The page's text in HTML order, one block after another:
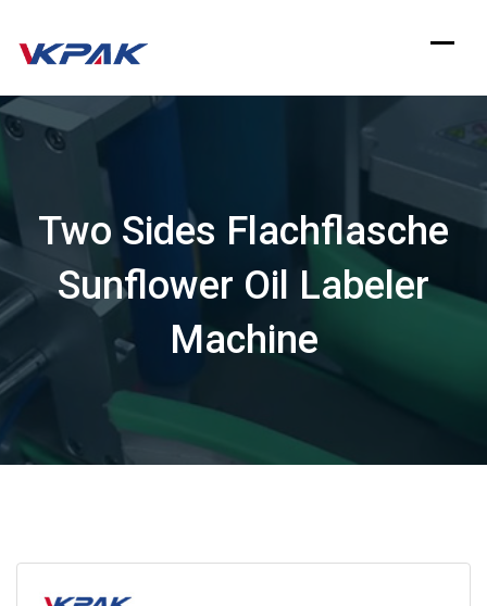
Zum
Inhalt
springen
Two Sides Flachflasche
Sunflower Oil Labeler
Machine